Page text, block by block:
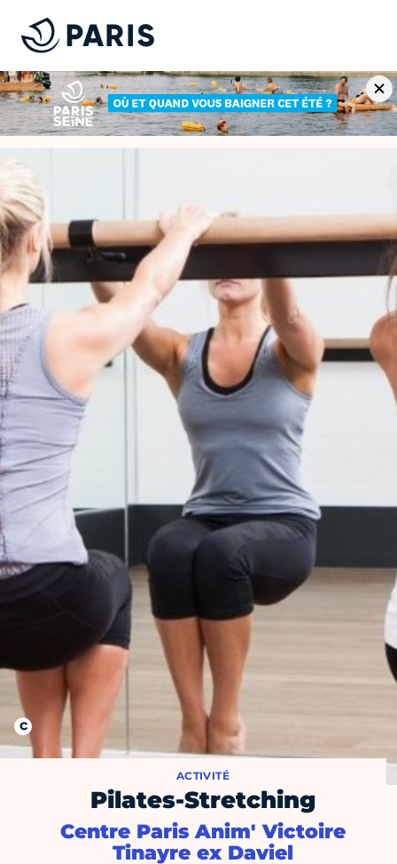
ACTIVITÉ
Pilates-Stretching
Centre Paris Anim' Victoire
Tinayre ex Daviel